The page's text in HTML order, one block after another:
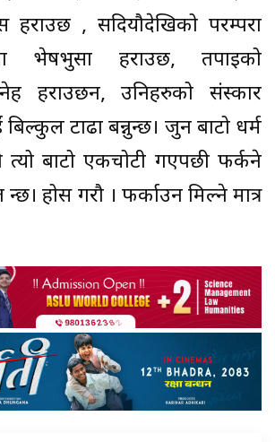
हराउछ , सदियौदेखिको परम्परा
भेषभुसा हराउछ, तपाइको
हराउछन, उनिहरुको संस्कार
टाढा बन्नुहुन्छ। जुन बाटो धर्म
त्यो बाटो एकचोटी गएपछी फर्कने
होस गरौ । फर्काउन मिल्ने मात्र